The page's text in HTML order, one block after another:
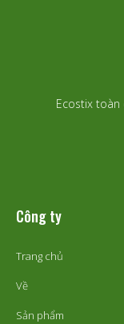
Ecostix toàn
Công ty
Trang chủ
Về
Sản phẩm